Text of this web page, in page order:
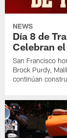
NEWS
Día 8 de
Celebran
San Francisco
Brock Purdy,
continúan